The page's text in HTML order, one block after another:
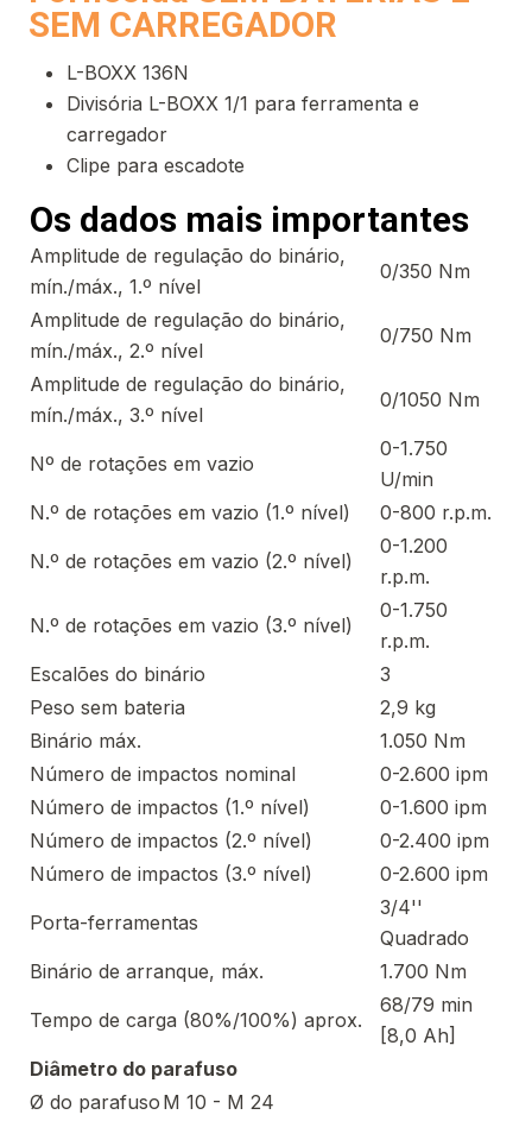
SEM CARREGADOR
L-BOXX 136N
Divisória L-BOXX 1/1 para ferramenta e
carregador
Clipe para escadote
Os dados mais importantes
Amplitude de regulação do binário,
mín./máx., 1.º nível
0/350 Nm
Amplitude de regulação do binário,
mín./máx., 2.º nível
0/750 Nm
Amplitude de regulação do binário,
mín./máx., 3.º nível
0/1050 Nm
Nº de rotações em vazio
0-1.750
U/min
N.º de rotações em vazio (1.º nível)
0-800 r.p.m.
N.º de rotações em vazio (2.º nível)
0-1.200
r.p.m.
N.º de rotações em vazio (3.º nível)
0-1.750
r.p.m.
Escalões do binário
3
Peso sem bateria
2,9 kg
Binário máx.
1.050 Nm
Número de impactos nominal
0-2.600 ipm
Número de impactos (1.º nível)
0-1.600 ipm
Número de impactos (2.º nível)
0-2.400 ipm
Número de impactos (3.º nível)
0-2.600 ipm
Porta-ferramentas
3/4''
Quadrado
Binário de arranque, máx.
1.700 Nm
Tempo de carga (80%/100%) aprox.
68/79 min
[8,0 Ah]
Diâmetro do parafuso
Ø do parafuso M 10 - M 24